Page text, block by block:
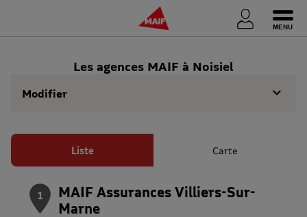
Les agences MAIF à Noisiel
Modifier
Liste Carte
1
MAIF Assurances Villiers-Sur-
Marne